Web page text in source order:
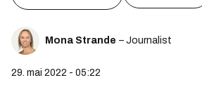
Mona Strande – Journalist
29. mai 2022 - 05:22